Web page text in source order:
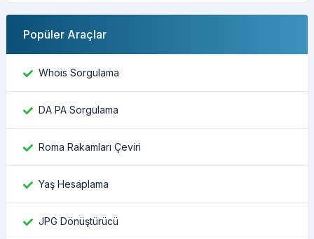
Popüler Araçlar
Whois Sorgulama
DA PA Sorgulama
Roma Rakamları Çeviri
Yaş Hesaplama
JPG Dönüştürücü